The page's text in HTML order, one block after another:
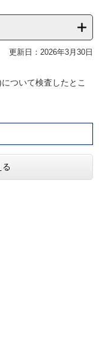
更新日：2026年3月30日
ついて検査したとこ